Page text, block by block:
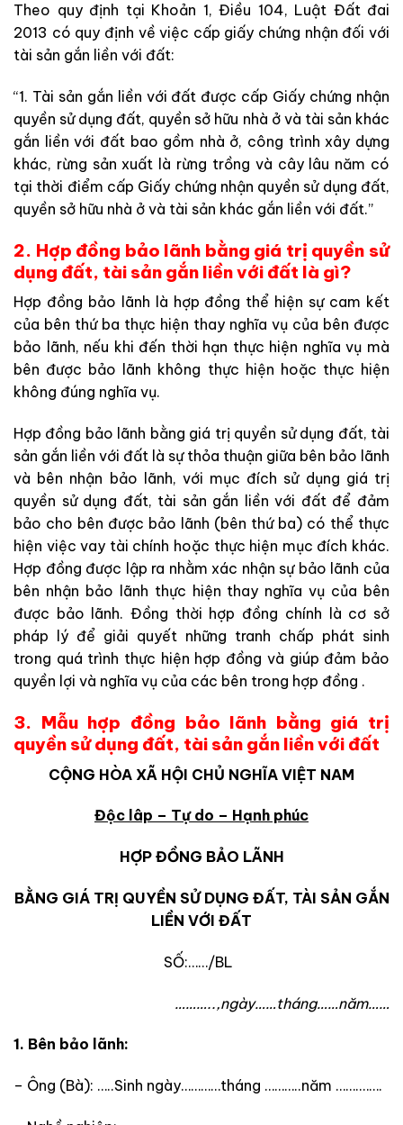
Theo quy định tại Khoản 1, Điều 104, Luật Đất đai
2013 có quy định về việc cấp giấy chứng nhận đối với
tài sản gắn liền với đất:
“1. Tài sản gắn liền với đất được cấp Giấy chứng nhận
quyền sử dụng đất, quyền sở hữu nhà ở và tài sản khác
gắn liền với đất bao gồm nhà ở, công trình xây dựng
khác, rừng sản xuất là rừng trồng và cây lâu năm có
tại thời điểm cấp Giấy chứng nhận quyền sử dụng đất,
quyền sở hữu nhà ở và tài sản khác gắn liền với đất.”
2. Hợp đồng bảo lãnh bằng giá trị quyền sử
dụng đất, tài sản gắn liền với đất là gì?
Hợp đồng bảo lãnh là hợp đồng thể hiện sự cam kết
của bên thứ ba thực hiện thay nghĩa vụ của bên được
bảo lãnh, nếu khi đến thời hạn thực hiện nghĩa vụ mà
bên được bảo lãnh không thực hiện hoặc thực hiện
không đúng nghĩa vụ.
Hợp đồng bảo lãnh bằng giá trị quyền sử dụng đất, tài
sản gắn liền với đất là sự thỏa thuận giữa bên bảo lãnh
và bên nhận bảo lãnh, với mục đích sử dụng giá trị
quyền sử dụng đất, tài sản gắn liền với đất để đảm
bảo cho bên được bảo lãnh (bên thứ ba) có thể thực
hiện việc vay tài chính hoặc thực hiện mục đích khác.
Hợp đồng được lập ra nhằm xác nhận sự bảo lãnh của
bên nhận bảo lãnh thực hiện thay nghĩa vụ của bên
được bảo lãnh. Đồng thời hợp đồng chính là cơ sở
pháp lý để giải quyết những tranh chấp phát sinh
trong quá trình thực hiện hợp đồng và giúp đảm bảo
quyền lợi và nghĩa vụ của các bên trong hợp đồng .
3. Mẫu hợp đồng bảo lãnh bằng giá trị
quyền sử dụng đất, tài sản gắn liền với đất
CỘNG HÒA XÃ HỘI CHỦ NGHĨA VIỆT NAM
Độc lâp – Tự do – Hạnh phúc
HỢP ĐỒNG BẢO LÃNH
BẰNG GIÁ TRỊ QUYỀN SỬ DỤNG ĐẤT, TÀI SẢN GẮN
LIỀN VỚI ĐẤT
SỐ:……/BL
………..,ngày……tháng……năm……
1. Bên bảo lãnh:
– Ông (Bà): …..Sinh ngày…………tháng ………..năm …….…….